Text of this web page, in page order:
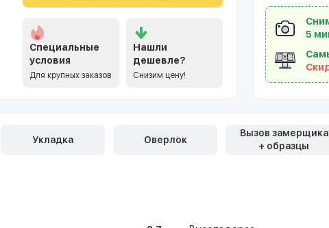
Специальные
условия
Для крупных заказов
Нашли
дешевле?
Снизим цену!
5
Укладка Оверлок
Вызов замерщика
+ образцы